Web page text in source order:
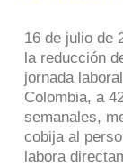
16 de julio de
la reducción
jornada
Colombia, a
semanales,
cobija al
labora